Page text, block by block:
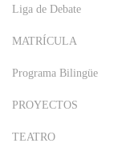
Liga de Debate
MATRÍCULA
Programa Bilingüe
PROYECTOS
TEATRO